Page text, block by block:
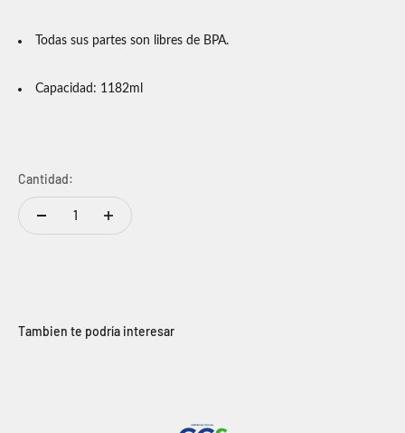
Todas sus partes son libres de BPA.
Capacidad: 1182ml
Cantidad:
Tambien te podría interesar